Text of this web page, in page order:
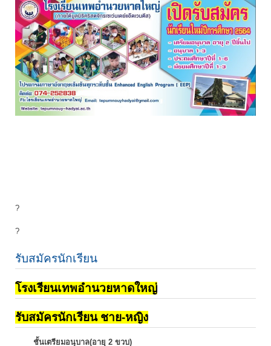
?
?
รับสมัครนักเรียน
โรงเรียนเทพอำนวยหาดใหญ่
รับสมัครนักเรียน ชาย-หญิง
ชั้นเตรียมอนุบาล(อายุ 2 ขวบ)